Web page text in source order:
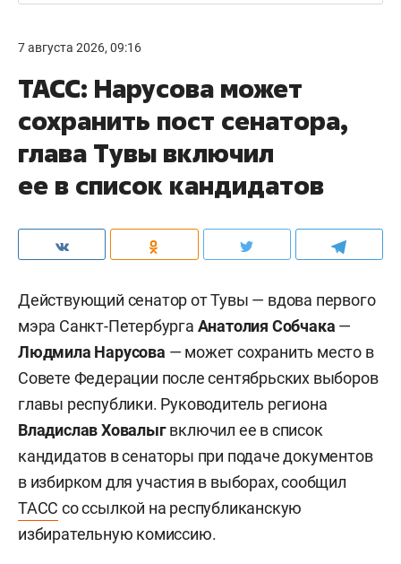
7 августа 2026, 09:16
ТАСС: Нарусова может
сохранить пост сенатора,
глава Тувы включил
ее в список кандидатов
Действующий сенатор от Тувы — вдова первого
мэра Санкт-Петербурга Анатолия Собчака —
Людмила Нарусова — может сохранить место в
Совете Федерации после сентябрьских выборов
главы республики. Руководитель региона
Владислав Ховалыгвключил ее в список
кандидатов в сенаторы при подаче документов
в избирком для участия в выборах, сообщил
ТАСС со ссылкой на республиканскую
избирательную комиссию.